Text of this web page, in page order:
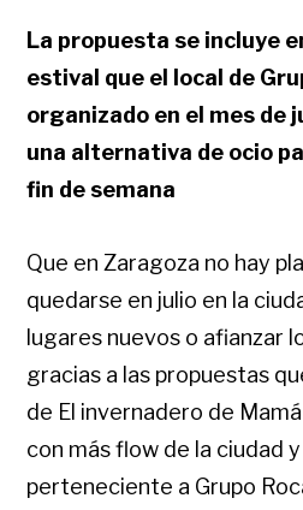
La propuesta se incluye
estival que el local de
organizado en el mes de
una alternativa de ocio
fin de semana
Que en Zaragoza no hay
quedarse en julio en la
lugares nuevos o afianzar
gracias a las propuestas
de El invernadero de
con más flow de la ciudad
perteneciente a Grupo